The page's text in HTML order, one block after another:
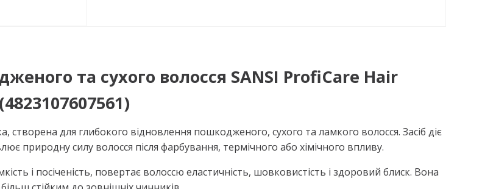
та сухого волосся SANSI ProfiCare Hair
створена для глибокого відновлення пошкодженого, сухого та ламкого волосся. Засіб діє
природну силу волосся після фарбування, термічного або хімічного впливу.
і посіченість, повертає волоссю еластичність, шовковистість і здоровий блиск. Вона